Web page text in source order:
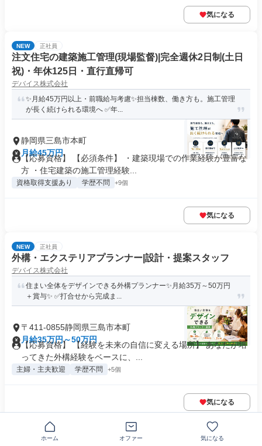
気になる
NEW 正社員
注文住宅の建築施工管理(現場監督)|完全週休2日制(土日
祝)・年休125日・直行直帰可
デバイス株式会社
✨月給45万円以上・前職給与考慮✨担当棟数、働き方も。施工管理
が長く続けられる環境へ ✅年...
静岡県三島市本町
月給45万円
【応募資格】 【必須条件】 ・建築現場での作業経験が豊富な
方 ・住宅建築の施工管理経験...
資格取得支援あり 学歴不問 +9個
気になる
NEW 正社員
外構・エクステリアプランナー|設計・提案スタッフ
デバイス株式会社
住まい全体をデザインできる外構プランナー✨月給35万～50万円
＋賞与✨ ✅打合せから完成ま...
〒411-0855静岡県三島市本町
月給35万円～50万円
【応募資格】 【経験を未来の自信に変える場所】 あなたが培
ってきた外構経験をベースに、...
主婦・主夫歓迎 学歴不問 +5個
気になる
ホーム オファー 気になる